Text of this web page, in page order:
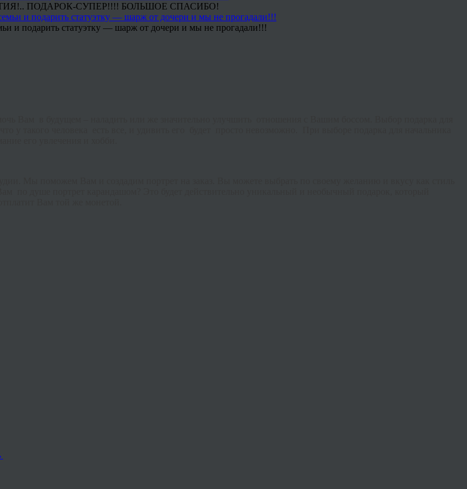
ПОДАРОК-СУПЕР!!!! БОЛЬШОЕ СПАСИБО!
и подарить статуэтку — шарж от дочери и мы не прогадали!!!